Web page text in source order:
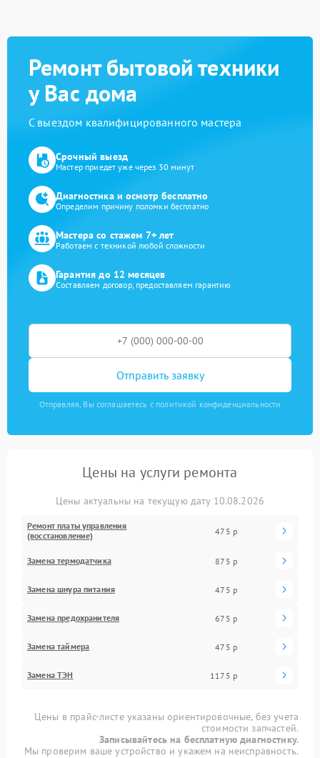
Ремонт бытовой техники
у Вас дома
С выездом квалифицированного мастера
Срочный выезд
Мастер приедет уже через 30 минут
Диагностика и осмотр бесплатно
Определим причину поломки бесплатно
Мастера со стажем 7+ лет
Работаем с техникой любой сложности
Гарантия до 12 месяцев
Составляем договор, предоставляем гарантию
Отправить заявку
Отправляя, Вы соглашаетесь с политикой конфиденциальности
Цены на услуги ремонта
Цены актуальны на текущую дату 10.08.2026
Ремонт платы управления
(восстановление)
475 р
Замена термодатчика 875 р
Замена шнура питания 475 р
Замена предохранителя 675 р
Замена таймера 475 р
Замена ТЭН 1175 р
Цены в прайс-листе указаны ориентировочные, без учета
стоимости запчастей.
Записывайтесь на бесплатную диагностику.
Мы проверим ваше устройство и укажем на неисправность.